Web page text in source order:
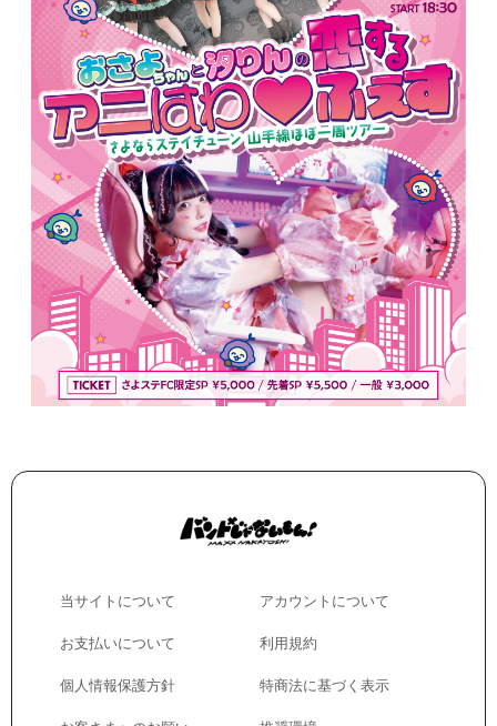
当サイトについて
アカウントについて
お支払いについて
利用規約
個人情報保護方針
特商法に基づく表示